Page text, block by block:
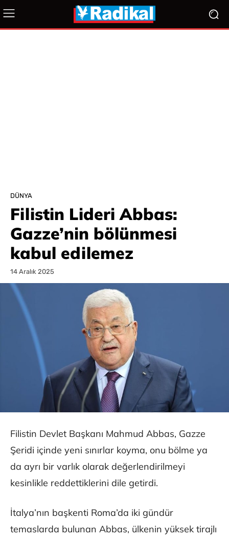
DÜNYA
Filistin Lideri Abbas:
Gazze’nin bölünmesi
kabul edilemez
14 Aralık 2025
Filistin Devlet Başkanı Mahmud Abbas, Gazze
Şeridi içinde yeni sınırlar koyma, onu bölme ya
da ayrı bir varlık olarak değerlendirilmeyi
kesinlikle reddettiklerini dile getirdi.
İtalya’nın başkenti Roma’da iki gündür
temaslarda bulunan Abbas, ülkenin yüksek tirajlı